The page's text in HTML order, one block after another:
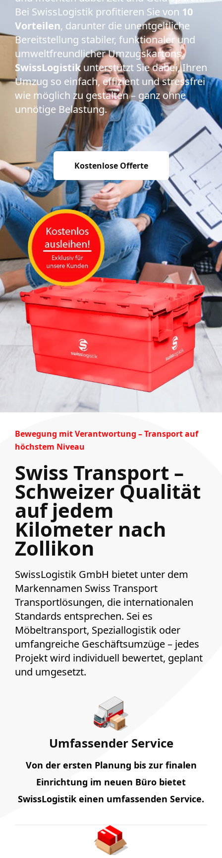
Bei SwissLogistik profitieren Sie von 10
Vorteilen, darunter die unentgeltliche
Bereitstellung stabiler, funktionaler und
umweltfreundlicher Umzugskartons.
SwissLogistikunterstützt Sie dabei, Ihren
Umzug so einfach, effizient und stressfrei
wie möglich zu gestalten – ganz ohne
unnötige Belastung.
Kostenlose Offerte
Bewegung mit Verantwortung – Transport auf
höchstem Niveau
Swiss Transport –
Schweizer Qualität
auf jedem
Kilometer nach
Zollikon
SwissLogistik GmbH bietet unter dem
Markennamen Swiss Transport
Transportlösungen, die internationalen
Standards entsprechen. Sei es
Möbeltransport, Speziallogistik oder
umfangreiche Geschäftsumzüge – jedes
Projekt wird individuell bewertet, geplant
und umgesetzt.
Umfassender Service
Von der ersten Planung bis zur finalen
Einrichtung im neuen Büro bietet
SwissLogistik einen umfassenden Service.